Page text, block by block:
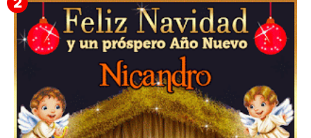
▷GIF de Feliz Navidad 2025【❤️】